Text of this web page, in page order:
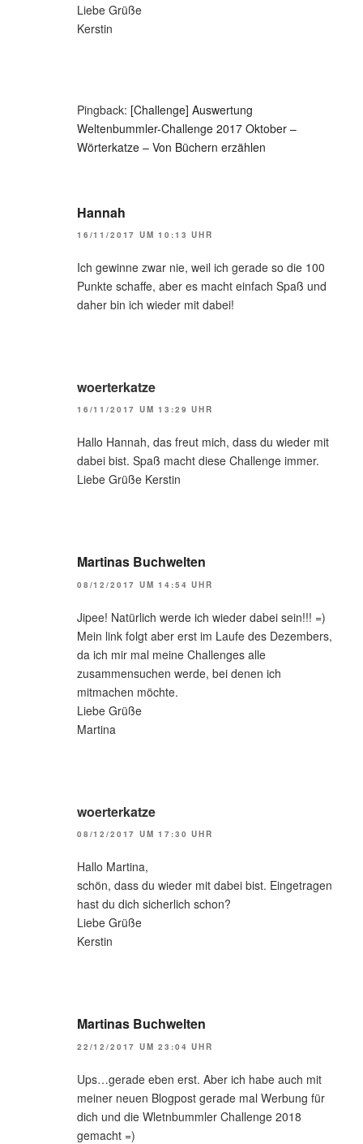
Liebe Grüße
Kerstin
Pingback: [Challenge] Auswertung
Weltenbummler-Challenge 2017 Oktober –
Wörterkatze – Von Büchern erzählen
Hannah
16/11/2017 UM 10:13 UHR
Ich gewinne zwar nie, weil ich gerade so die 100
Punkte schaffe, aber es macht einfach Spaß und
daher bin ich wieder mit dabei!
woerterkatze
16/11/2017 UM 13:29 UHR
Hallo Hannah, das freut mich, dass du wieder mit
dabei bist. Spaß macht diese Challenge immer.
Liebe Grüße Kerstin
Martinas Buchwelten
08/12/2017 UM 14:54 UHR
Jipee! Natürlich werde ich wieder dabei sein!!! =)
Mein link folgt aber erst im Laufe des Dezembers,
da ich mir mal meine Challenges alle
zusammensuchen werde, bei denen ich
mitmachen möchte.
Liebe Grüße
Martina
woerterkatze
08/12/2017 UM 17:30 UHR
Hallo Martina,
schön, dass du wieder mit dabei bist. Eingetragen
hast du dich sicherlich schon?
Liebe Grüße
Kerstin
Martinas Buchwelten
22/12/2017 UM 23:04 UHR
Ups…gerade eben erst. Aber ich habe auch mit
meiner neuen Blogpost gerade mal Werbung für
dich und die Wletnbummler Challenge 2018
gemacht =)